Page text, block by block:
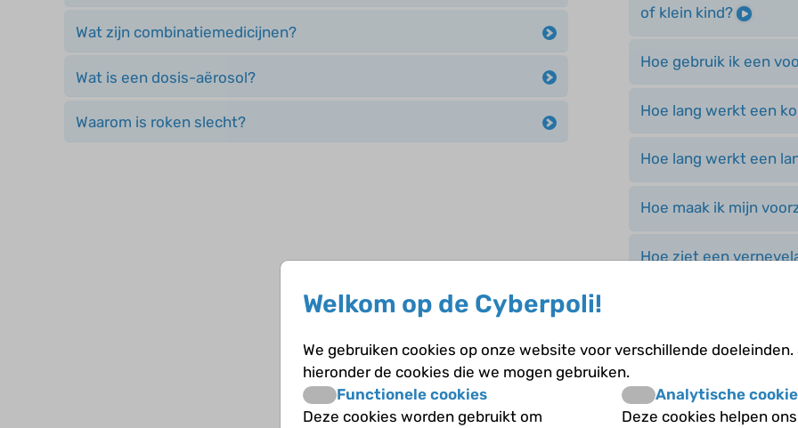
Wat zijn combinatiemedicijnen?
Wat is een dosis-aërosol?
Waarom is roken slecht?
of klein kind?
Hoe gebruik ik een
Hoe lang werkt een
Hoe lang werkt een
Hoe maak ik mijn
Hoe ziet een
Wanneer wordt
Wat doen
Wat doen
Welkom op de Cyberpoli!
We gebruiken cookies op onze website voor verschillende
hieronder de cookies die we mogen gebruiken.
Functionele cookies
Deze cookies worden gebruikt om
Analytische
Deze cookies helpen